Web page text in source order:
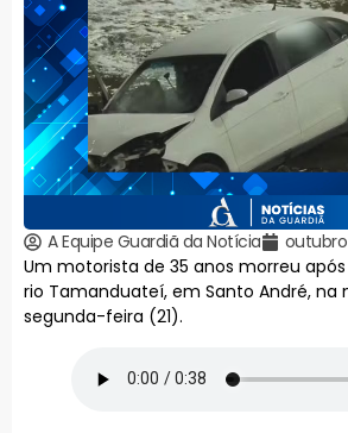
A Equipe Guardiã da Notícia outubro
Um motorista de 35 anos morreu
rio Tamanduateí, em Santo André, na
segunda-feira (21).